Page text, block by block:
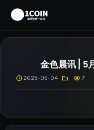
金色晨讯 | 5
2025-05-04 7